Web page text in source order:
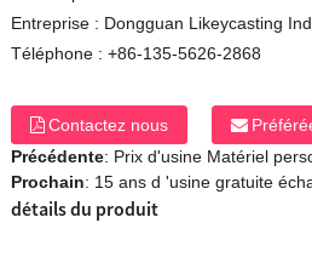
Entreprise : Dongguan Likeycasting
Téléphone : +86-135-5626-2868
Contactez nous
Précédente: Prix ​​d'usine Matériel
Prochain: 15 ans d 'usine gratuite
détails du produit